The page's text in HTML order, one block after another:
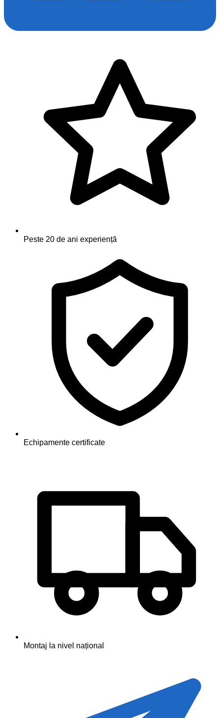
Peste 20 de ani experiență
Echipamente certificate
Montaj la nivel național